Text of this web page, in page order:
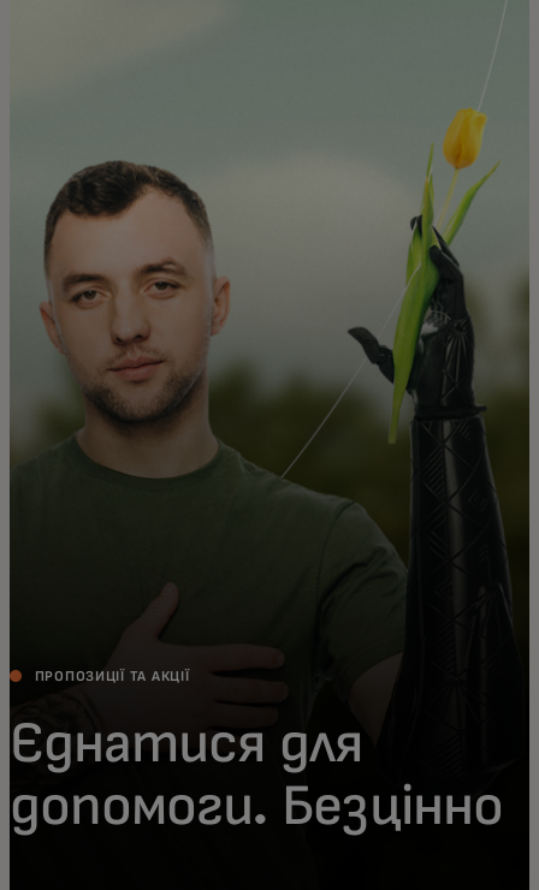
Для всього світу
Для інноваторів
Новини та тренди
ПРОПОЗИЦІЇ ТА АКЦІЇ
Єднатися для
допомоги. Безцінно